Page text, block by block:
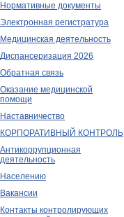
Нормативные документы
Электронная регистратура
Медицинская деятельность
Диспансеризация 2026
Обратная связь
Оказание медицинской
помощи
Наставничество
КОРПОРАТИВНЫЙ КОНТРОЛЬ
Антикоррупционная
деятельность
Населению
Вакансии
Контакты контролирующих